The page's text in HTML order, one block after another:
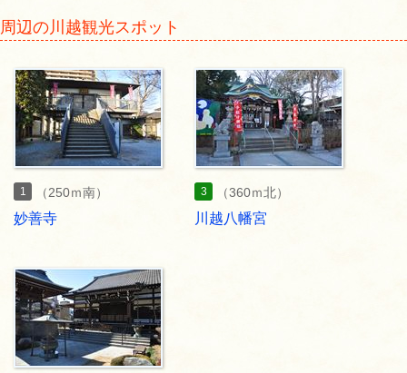
周辺の川越観光スポット
1 （250ｍ南）
妙善寺
3 （360ｍ北）
川越八幡宮